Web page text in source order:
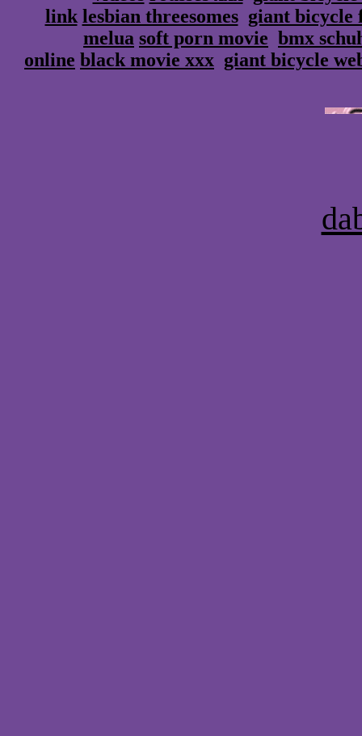
link lesbian threesomes giant bicycle
melua soft porn movie bmx
online black movie xxx giant bicycle